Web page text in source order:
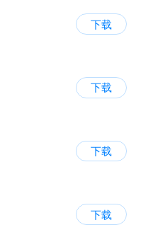
下载
下载
下载
下载